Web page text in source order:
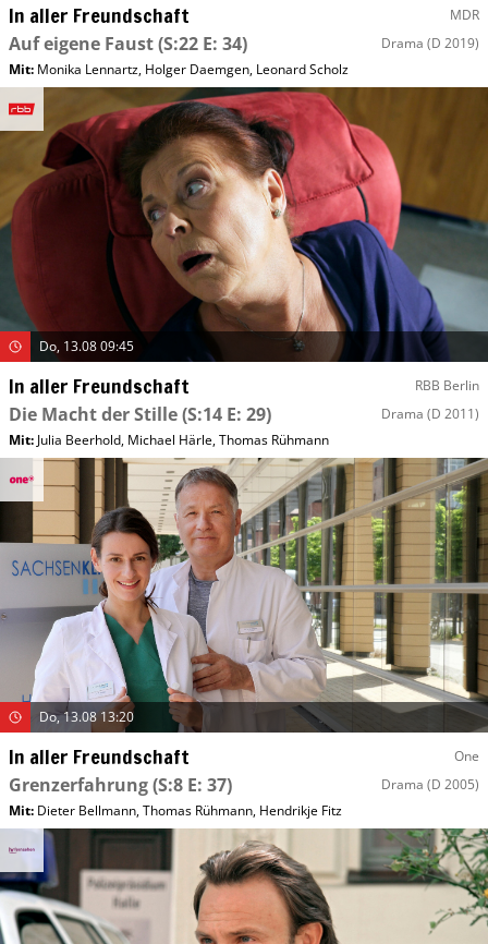
In aller Freundschaft MDR
Auf eigene Faust(S:22 E: 34) Drama (D 2019)
Mit: Monika Lennartz, Holger Daemgen, Leonard Scholz
Do, 13.08 09:45
In aller Freundschaft RBB Berlin
Die Macht der Stille(S:14 E: 29) Drama (D 2011)
Mit: Julia Beerhold, Michael Härle,Thomas Rühmann
Do, 13.08 13:20
In aller Freundschaft One
Grenzerfahrung(S:8 E: 37) Drama (D 2005)
Mit: Dieter Bellmann,Thomas Rühmann, Hendrikje Fitz